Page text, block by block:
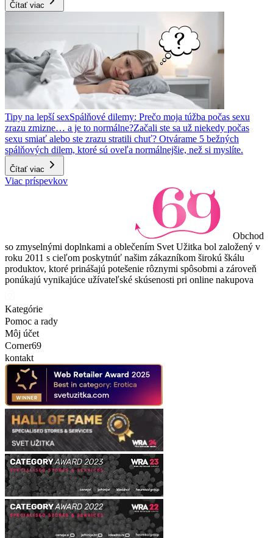
Čítať viac
Tipy na lepší sexSpálňové dilemy: Prečo moja túžba počas sexu
zrazu zmizne… a je to normálne?Začali ste sa už niekedy počas
sexu smiať alebo ste zrazu stratili chuť? Otvárame 5 bežných
spálňových dilem, ktoré sú oveľa normálnejšie, než si myslíte.
Čítať viac
Viac príspevkov
Obchod
so zmyselnými doplnkami a oblečením Svet Užitka bol založený v
roku 2011 s cieľom poskytnúť našim zákazníkom širokú škálu
produktov, ktoré prinášajú potešenie rôznymi spôsobmi a zároveň
ponúkajú vynikajúce užívateľské skúsenosti pri online nakupova
Kategórie
Pomoc a rady
Môj účet
Corner69
kontakt